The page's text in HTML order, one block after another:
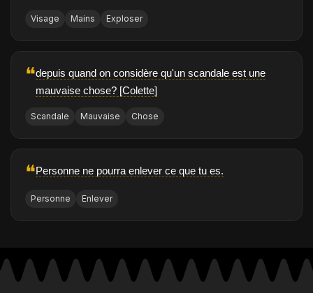
Visage Mains Exploser
❝depuis quand on considère qu'un scandale est une
mauvaise chose? [Colette]
Scandale Mauvaise Chose
❝Personne ne pourra enlever ce que tu es.
Personne Enlever